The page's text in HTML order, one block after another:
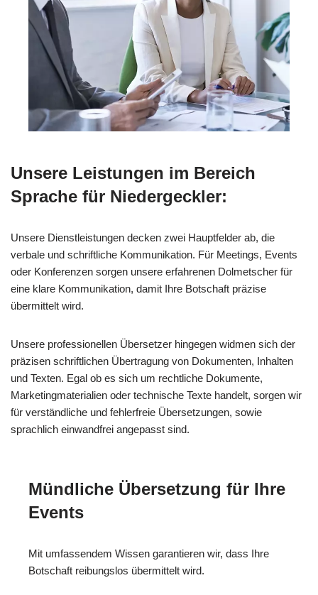
Unsere Leistungen im Bereich
Sprache für Niedergeckler:
Unsere Dienstleistungen decken zwei Hauptfelder ab, die
verbale und schriftliche Kommunikation. Für Meetings, Events
oder Konferenzen sorgen unsere erfahrenen Dolmetscher für
eine klare Kommunikation, damit Ihre Botschaft präzise
übermittelt wird.
Unsere professionellen Übersetzer hingegen widmen sich der
präzisen schriftlichen Übertragung von Dokumenten, Inhalten
und Texten. Egal ob es sich um rechtliche Dokumente,
Marketingmaterialien oder technische Texte handelt, sorgen wir
für verständliche und fehlerfreie Übersetzungen, sowie
sprachlich einwandfrei angepasst sind.
Mündliche Übersetzung für Ihre
Events
Mit umfassendem Wissen garantieren wir, dass Ihre
Botschaft reibungslos übermittelt wird.